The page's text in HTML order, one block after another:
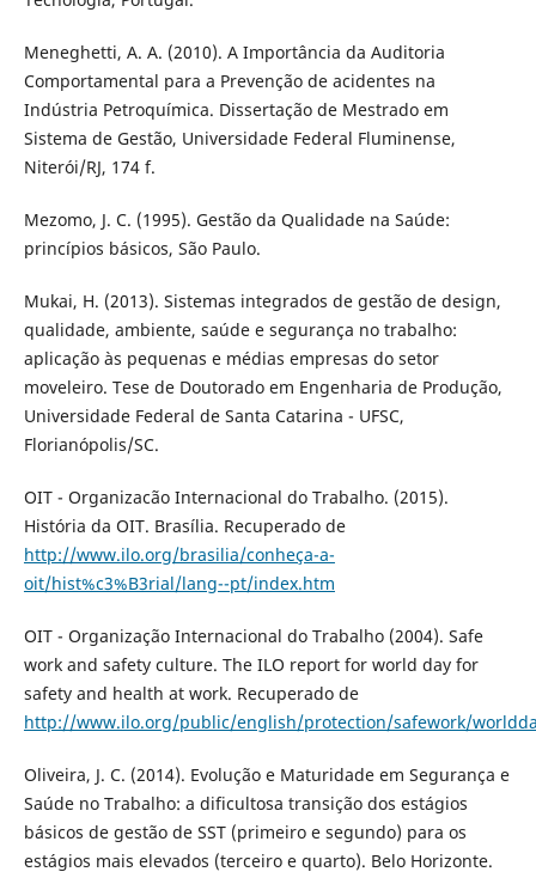
Meneghetti, A. A. (2010). A Importância da Auditoria
Comportamental para a Prevenção de acidentes na
Indústria Petroquímica. Dissertação de Mestrado em
Sistema de Gestão, Universidade Federal Fluminense,
Niterói/RJ, 174 f.
Mezomo, J. C. (1995). Gestão da Qualidade na Saúde:
princípios básicos, São Paulo.
Mukai, H. (2013). Sistemas integrados de gestão de design,
qualidade, ambiente, saúde e segurança no trabalho:
aplicação às pequenas e médias empresas do setor
moveleiro. Tese de Doutorado em Engenharia de Produção,
Universidade Federal de Santa Catarina - UFSC,
Florianópolis/SC.
OIT - Organizacão Internacional do Trabalho. (2015).
História da OIT. Brasília. Recuperado de
http://www.ilo.org/brasilia/conheça-a-
oit/hist%c3%B3rial/lang--pt/index.htm
OIT - Organização Internacional do Trabalho (2004). Safe
work and safety culture. The ILO report for world day for
safety and health at work. Recuperado de
http://www.ilo.org/public/english/protection/safework/
Oliveira, J. C. (2014). Evolução e Maturidade em Segurança e
Saúde no Trabalho: a dificultosa transição dos estágios
básicos de gestão de SST (primeiro e segundo) para os
estágios mais elevados (terceiro e quarto). Belo Horizonte.